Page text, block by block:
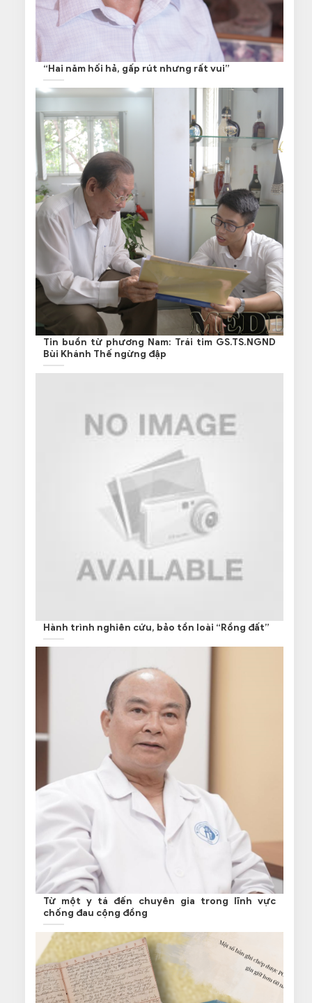
“Hai năm hối hả, gấp rút nhưng rất vui”
Tin buồn từ phương Nam: Trái tim GS.TS.NGND
Bùi Khánh Thế ngừng đập
Hành trình nghiên cứu, bảo tồn loài “Rồng đất”
Từ một y tá đến chuyên gia trong lĩnh vực
chống đau cộng đồng